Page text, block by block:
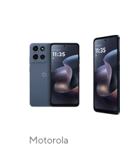
This carousel
Motorola